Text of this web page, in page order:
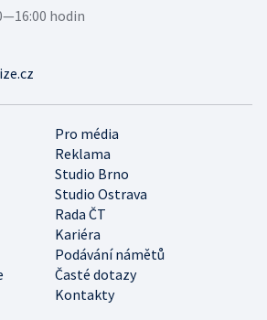
Pro média
Reklama
Studio Brno
Studio Ostrava
Rada ČT
Kariéra
Podávání námětů
Časté dotazy
Kontakty
hodin